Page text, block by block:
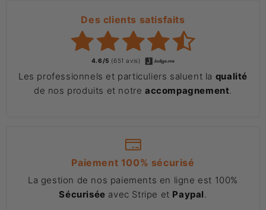
Des clients satisfaits
4.6/5 (651 avis)
Les professionnels et particuliers saluent la qualité
de nos produits et notre accompagnement.
Paiement 100% sécurisé
La gestion de nos paiements en ligne est 100%
Sécurisée avec Stripe et Paypal.